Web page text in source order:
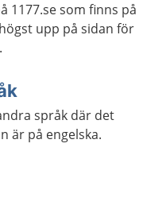
1177.se som finns på
upp på sidan för
språk där det
är på engelska.